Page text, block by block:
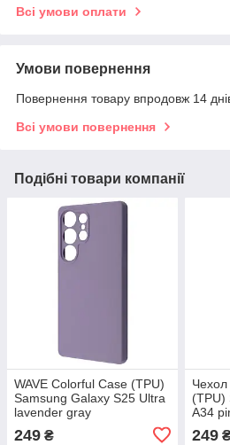
Всі умови оплати
Умови повернення
Повернення товару впродовж 14
Всі умови повернення
Подібні товари компанії
WAVE Colorful Case (TPU)
Samsung Galaxy S25 Ultra
lavender gray
249 ₴
Чехол
(TPU)
A34
249